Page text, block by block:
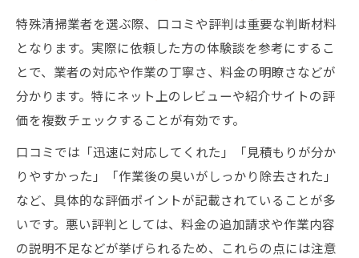
特殊清掃業者を選ぶ際、口コミや評判は重要な判断材料
となります。実際に依頼した方の体験談を参考にするこ
とで、業者の対応や作業の丁寧さ、料金の明瞭さなどが
分かります。特にネット上のレビューや紹介サイトの評
価を複数チェックすることが有効です。
口コミでは「迅速に対応してくれた」「見積もりが分か
りやすかった」「作業後の臭いがしっかり除去された」
など、具体的な評価ポイントが記載されていることが多
いです。悪い評判としては、料金の追加請求や作業内容
の説明不足などが挙げられるため、これらの点には注意